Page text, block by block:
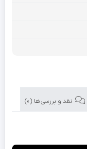
نقد و بررسی‌ها (0)